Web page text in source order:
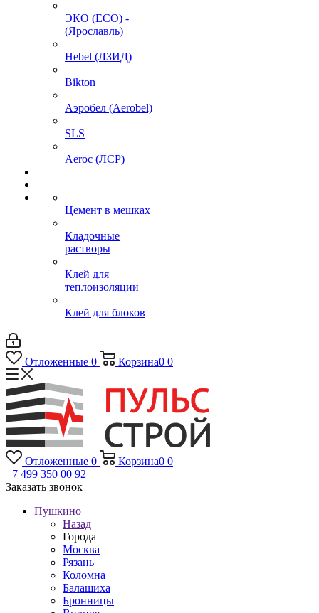
ЭКО (ECO) -
(Ярославль)
Hebel (ЛЗИД)
Bikton
Аэробел (Aerobel)
SLS
Aeroc (ЛСР)
Цемент в мешках
Кладочные
растворы
Клей для
теплоизоляции
Клей для блоков
Отложенные 0 Корзина0 0
Отложенные 0 Корзина0 0
+7 499 350 00 92
Заказать звонок
Пушкино
Назад
Города
Москва
Рязань
Коломна
Балашиха
Бронницы